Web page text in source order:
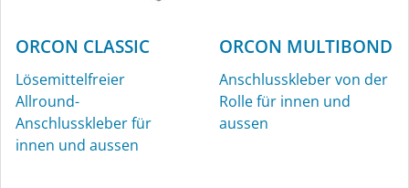
ORCON CLASSIC
Lösemittelfreier
Allround-
Anschlusskleber für
innen und aussen
ORCON MULTIBOND
Anschlusskleber von der
Rolle für innen und
aussen